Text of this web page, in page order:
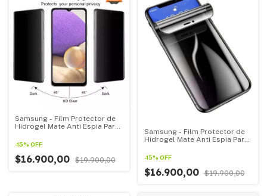
Samsung - Film Protector de
Hidrogel Mate Anti Espia Para
-15% OFF
$16.900,00 $19.900,00
Samsung - Film Protector de
Hidrogel Mate Anti Espia Para
Note
-15% OFF
$16.900,00 $19.900,00